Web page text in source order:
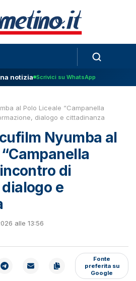
notizia Scrivici su WhatsApp
al Polo Liceale “Campanella
dialogo e cittadinanza
Nyumba al
di
e
alle 13:56
Fonte
preferita su
Google